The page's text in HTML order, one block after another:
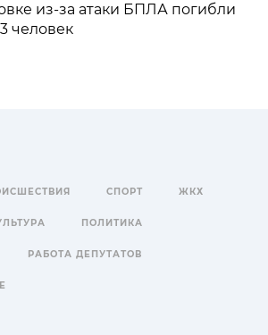
из-за атаки БПЛА погибли
человек
СПОРТ ЖКХ
ПОЛИТИКА
РАБОТА ДЕПУТАТОВ